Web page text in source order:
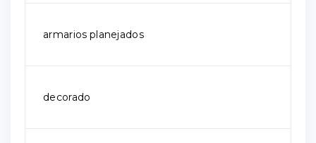
armarios planejados
decorado